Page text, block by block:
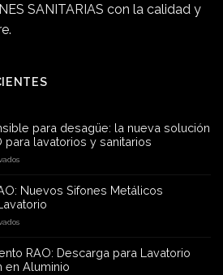
SANITARIAS con la calidad y
para desagüe: la nueva solución
para lavatorios y sanitarios
en
extensible
para
desagüe:
la
solución
flexible
Nuevos Sifones Metálicos
en
RAO:
Nuevos
Sifones
RAO: Descarga para Lavatorio
en Aluminio